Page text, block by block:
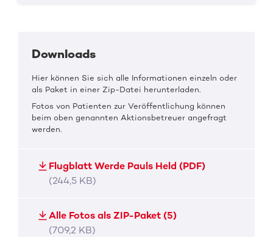
Downloads
Hier können Sie sich alle Informationen einzeln oder
als Paket in einer Zip-Datei herunterladen.
Fotos von Patienten zur Veröffentlichung können
beim oben genannten Aktionsbetreuer angefragt
werden.
Flugblatt Werde Pauls Held (PDF)
(244,5 KB)
Alle Fotos als ZIP-Paket (5)
(709,2 KB)